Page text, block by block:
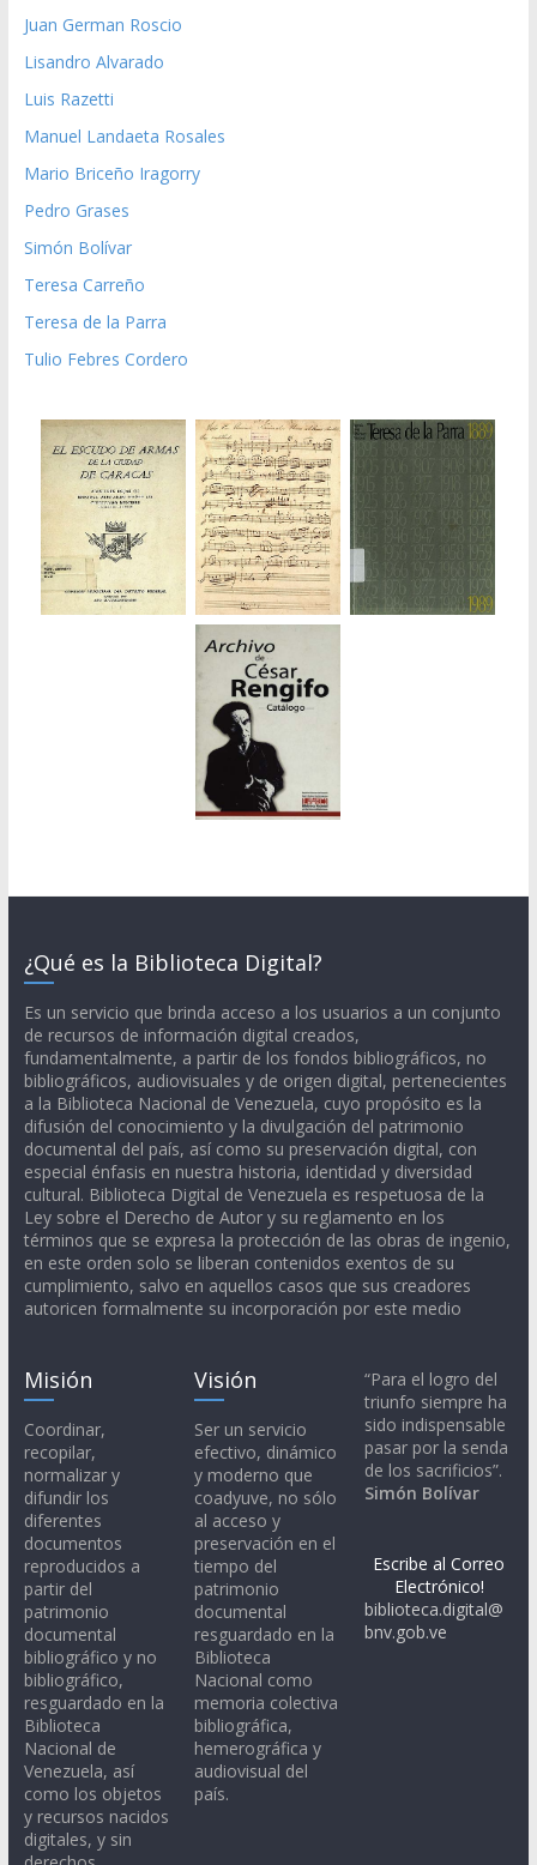
Juan German Roscio
Lisandro Alvarado
Luis Razetti
Manuel Landaeta Rosales
Mario Briceño Iragorry
Pedro Grases
Simón Bolívar
Teresa Carreño
Teresa de la Parra
Tulio Febres Cordero
¿Qué es la Biblioteca Digital?
Es un servicio que brinda acceso a los usuarios a un conjunto
de recursos de información digital creados,
fundamentalmente, a partir de los fondos bibliográficos, no
bibliográficos, audiovisuales y de origen digital, pertenecientes
a la Biblioteca Nacional de Venezuela, cuyo propósito es la
difusión del conocimiento y la divulgación del patrimonio
documental del país, así como su preservación digital, con
especial énfasis en nuestra historia, identidad y diversidad
cultural. Biblioteca Digital de Venezuela es respetuosa de la
Ley sobre el Derecho de Autor y su reglamento en los
términos que se expresa la protección de las obras de ingenio,
en este orden solo se liberan contenidos exentos de su
cumplimiento, salvo en aquellos casos que sus creadores
autoricen formalmente su incorporación por este medio
Misión
Coordinar,
recopilar,
normalizar y
difundir los
diferentes
documentos
reproducidos a
partir del
patrimonio
documental
bibliográfico y no
bibliográfico,
resguardado en la
Biblioteca
Nacional de
Venezuela, así
como los objetos
y recursos nacidos
digitales, y sin
Visión
Ser un servicio
efectivo, dinámico
y moderno que
coadyuve, no sólo
al acceso y
preservación en el
tiempo del
patrimonio
documental
resguardado en la
Biblioteca
Nacional como
memoria colectiva
bibliográfica,
hemerográfica y
audiovisual del
país.
“Para el logro del
triunfo siempre ha
sido indispensable
pasar por la senda
de los sacrificios”.
Simón Bolívar
Escribe al Correo
Electrónico!
biblioteca.digital@
bnv.gob.ve